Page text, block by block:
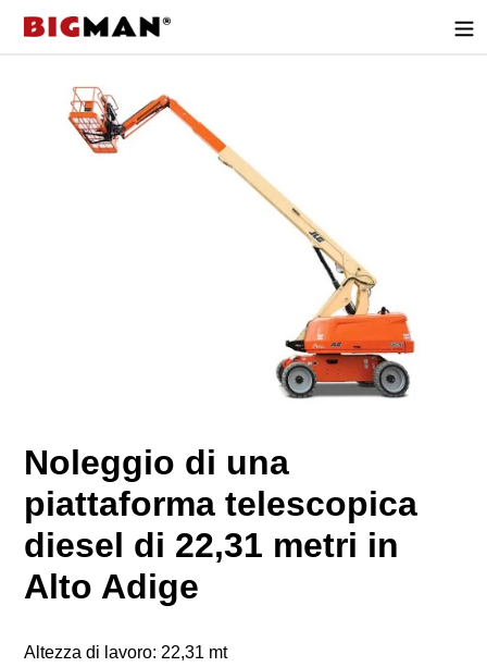
Noleggio di una
piattaforma telescopica
diesel di 22,31 metri in
Alto Adige
Altezza di lavoro: 22,31 mt